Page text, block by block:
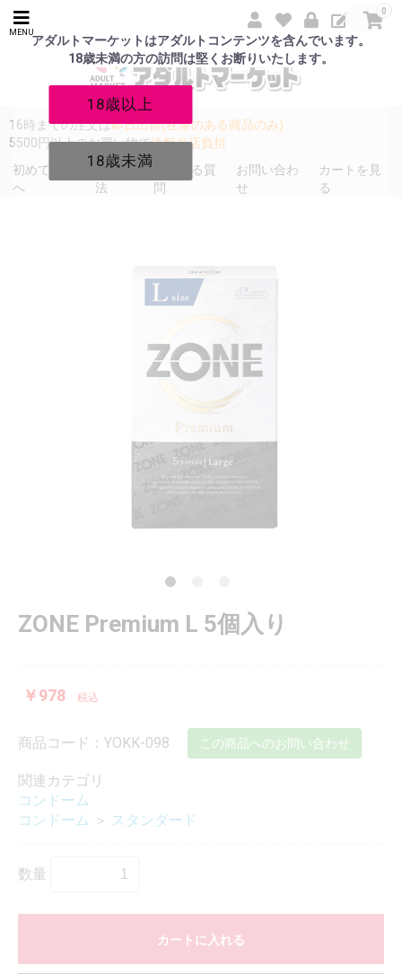
アダルトマーケットはアダルトコンテンツを含んでいます。
18歳未満の方の訪問は堅くお断りいたします。
18歳以上
18歳未満
MENU
0
16時までの注文は即日出荷(在庫のある商品のみ)
5500円以上のお買い物で送料当店負担
初めての方
へ
発送方
法
よくある質
問
お問い合わ
せ
カートを見
る
ZONE Premium L 5個入り
￥978 税込
商品コード：YOKK-098 この商品へのお問い合わせ
関連カテゴリ
コンドーム
コンドーム ＞ スタンダード
数量
カートに入れる